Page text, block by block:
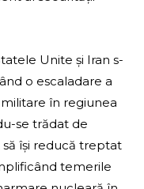
Unite și Iran s-
o escaladare a
în regiunea
se trădat de
își reducă treptat
temerile